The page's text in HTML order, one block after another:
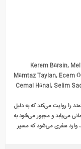
Kerem Bürsin,
Mümtaz Taylan, Ecem
Cemal Hünal, Selim
را روایت می‌کند که به دلیل
می‌یابد و مجبور می‌شود به
وارد سفری می‌شود که مسیر